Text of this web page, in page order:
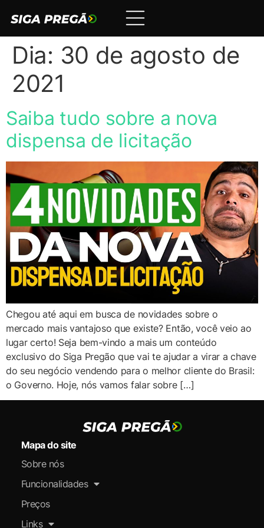
Dia: 30 de agosto de
2021
Saiba tudo sobre a nova
dispensa de licitação
Chegou até aqui em busca de novidades sobre o
mercado mais vantajoso que existe? Então, você veio ao
lugar certo! Seja bem-vindo a mais um conteúdo
exclusivo do Siga Pregão que vai te ajudar a virar a chave
do seu negócio vendendo para o melhor cliente do Brasil:
o Governo. Hoje, nós vamos falar sobre […]
Mapa do site
Sobre nós
Funcionalidades
Preços
Links